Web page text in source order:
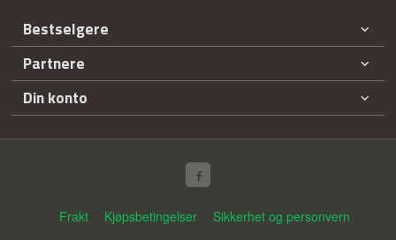
Bestselgere
Partnere
Din konto
Frakt Kjøpsbetingelser
Sikkerhet og personvern